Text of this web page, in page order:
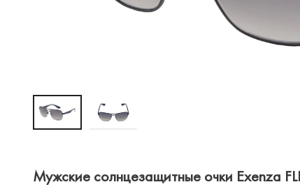
Мужские солнцезащитные очки Exenza